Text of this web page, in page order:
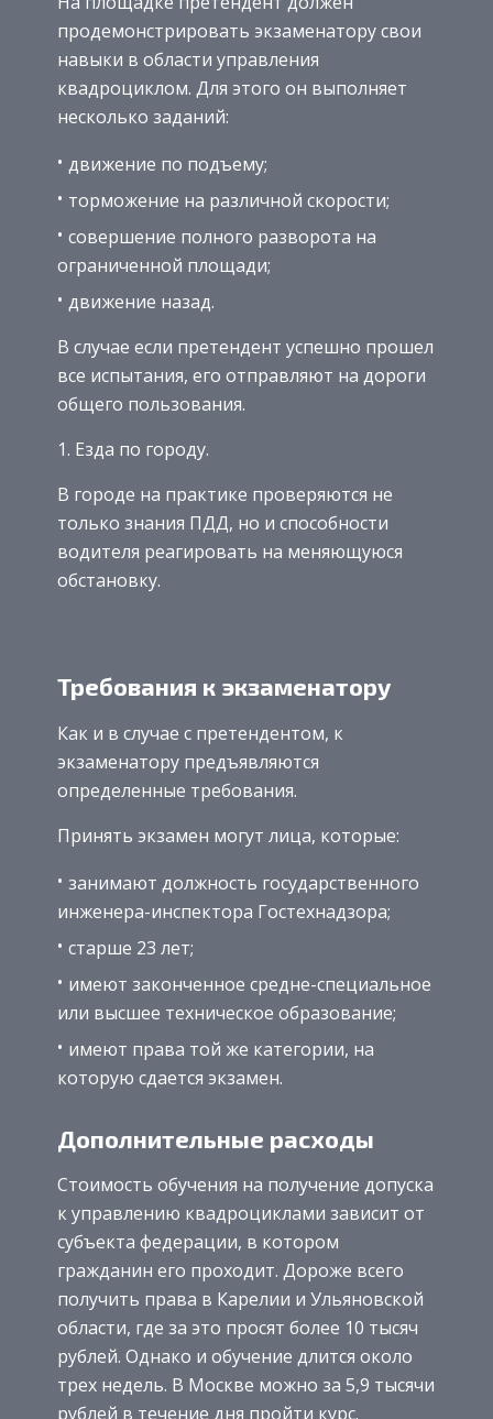
продемонстрировать экзаменатору свои
навыки в области управления
квадроциклом. Для этого он выполняет
несколько заданий:
движение по подъему;
торможение на различной скорости;
совершение полного разворота на
ограниченной площади;
движение назад.
В случае если претендент успешно прошел
все испытания, его отправляют на дороги
общего пользования.
Езда по городу.
В городе на практике проверяются не
только знания ПДД, но и способности
водителя реагировать на меняющуюся
обстановку.
Требования к экзаменатору
Как и в случае с претендентом, к
экзаменатору предъявляются
определенные требования.
Принять экзамен могут лица, которые:
занимают должность государственного
инженера-инспектора Гостехнадзора;
старше 23 лет;
имеют законченное средне-специальное
или высшее техническое образование;
имеют права той же категории, на
которую сдается экзамен.
Дополнительные расходы
Стоимость обучения на получение допуска
к управлению квадроциклами зависит от
субъекта федерации, в котором
гражданин его проходит. Дороже всего
получить права в Карелии и Ульяновской
области, где за это просят более 10 тысяч
рублей. Однако и обучение длится около
трех недель. В Москве можно за 5,9 тысячи
рублей в течение дня пройти курс.